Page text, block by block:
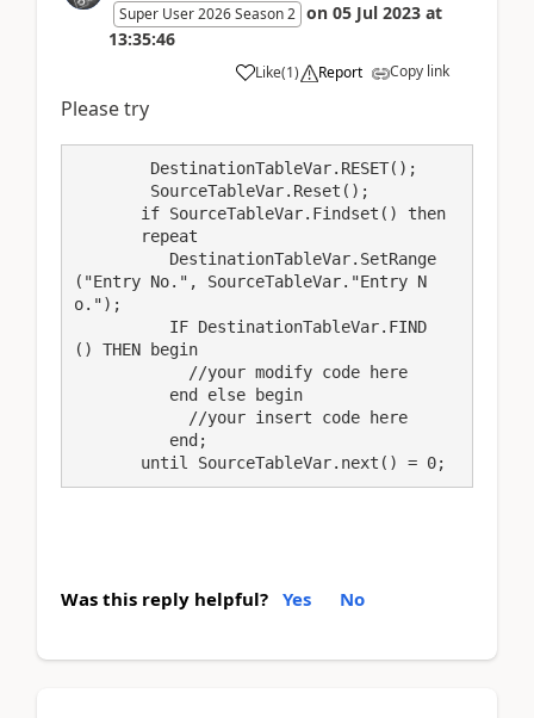
Super User 2026 Season 2 on 05 Jul 2023 at
13:35:46
Like(1) Report Copy link
Please try
DestinationTableVar.RESET();
SourceTableVar.Reset();
if SourceTableVar.Findset() then
repeat
DestinationTableVar.SetRange
("Entry No.", SourceTableVar."Entry N
o.");
IF DestinationTableVar.FIND
() THEN begin
//your modify code here
end else begin
//your insert code here
end;
until SourceTableVar.next() = 0;
Was this reply helpful? Yes No